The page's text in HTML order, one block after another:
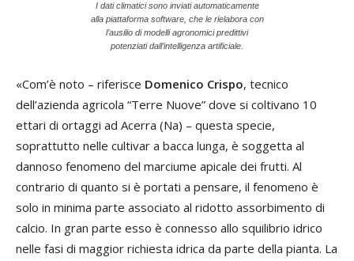
I dati climatici sono inviati automaticamente
alla piattaforma software, che le rielabora con
l’ausilio di modelli agronomici predittivi
potenziati dall’intelligenza artificiale.
«Com’è noto – riferisce Domenico Crispo, tecnico
dell’azienda agricola “Terre Nuove” dove si coltivano 10
ettari di ortaggi ad Acerra (Na) – questa specie,
soprattutto nelle cultivar a bacca lunga, è soggetta al
dannoso fenomeno del marciume apicale dei frutti. Al
contrario di quanto si è portati a pensare, il fenomeno è
solo in minima parte associato al ridotto assorbimento di
calcio. In gran parte esso è connesso allo squilibrio idrico
nelle fasi di maggior richiesta idrica da parte della pianta. La